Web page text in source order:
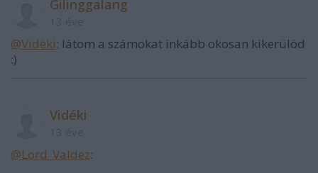
Gilinggalang
@Vidéki: látom a számokat inkább okosan kikerülöd
:)
Vidéki
@Lord_Valdez: